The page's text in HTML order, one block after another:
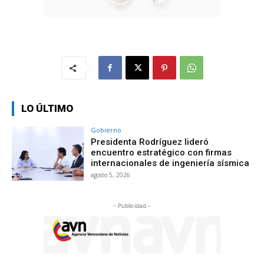
LO ÚLTIMO
Gobierno
Presidenta Rodríguez lideró
encuentro estratégico con firmas
internacionales de ingeniería sísmica
agosto 5, 2026
- Publicidad -